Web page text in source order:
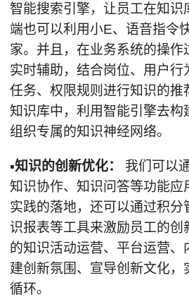
智能搜索引擎，让员工在知识
端也可以利用小E、语音指令
家。并且，在业务系统的操作
实时辅助，结合岗位、用户行
任务、权限规则进行知识的推
知识库中，利用智能引擎去构
组织专属的知识神经网络。
▪知识的创新优化：
我们可以
知识协作、知识问答等功能应
实践的落地，还可以通过积分
识报表等工具来激励员工的创
的知识活动运营、平台运营、
建创新氛围、宣导创新文化，
循环。